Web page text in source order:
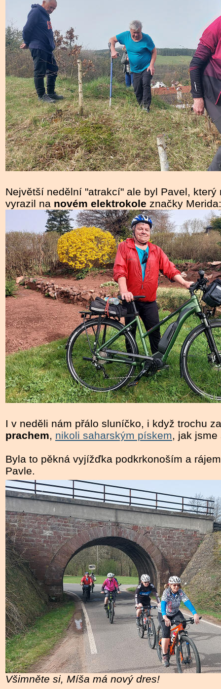
Největší nedělní "atrakcí" ale byl Pavel,
vyrazil na novém elektrokole značky Merida:
I v neděli nám přálo sluníčko, i když trochu
prachem, nikoli saharským pískem, jak
Byla to pěkná vyjížďka podkrkonoším a
Pavle.
Všimněte si, Míša má nový dres!